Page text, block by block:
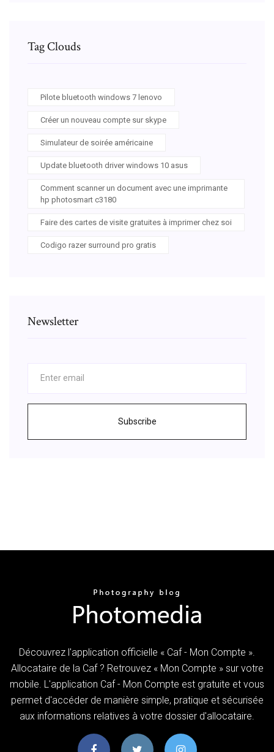
Tag Clouds
Pilote bluetooth windows 7 lenovo
Créer un nouveau compte sur skype
Simulateur de soirée américaine
Update bluetooth driver windows 10 asus
Comment scanner un document avec une imprimante
hp photosmart c3180
Faire des cartes de visite gratuites à imprimer chez soi
Codigo razer surround pro gratis
Newsletter
Subscribe
Découvrez l'application officielle « Caf - Mon Compte ».
Allocataire de la Caf ? Retrouvez « Mon Compte » sur votre
mobile. L'application Caf - Mon Compte est gratuite et vous
permet d'accéder de manière simple, pratique et sécurisée
aux informations relatives à votre dossier d'allocataire.